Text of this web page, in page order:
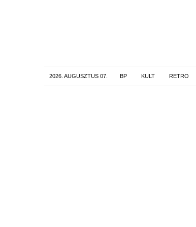
2026. AUGUSZTUS 07. BP KULT RETRO